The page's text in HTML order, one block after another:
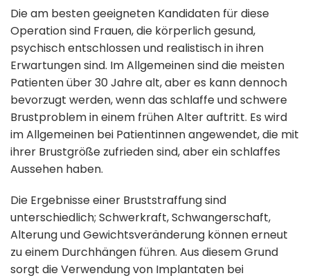
Die am besten geeigneten Kandidaten für diese
Operation sind Frauen, die körperlich gesund,
psychisch entschlossen und realistisch in ihren
Erwartungen sind. Im Allgemeinen sind die meisten
Patienten über 30 Jahre alt, aber es kann dennoch
bevorzugt werden, wenn das schlaffe und schwere
Brustproblem in einem frühen Alter auftritt. Es wird
im Allgemeinen bei Patientinnen angewendet, die mit
ihrer Brustgröße zufrieden sind, aber ein schlaffes
Aussehen haben.
Die Ergebnisse einer Bruststraffung sind
unterschiedlich; Schwerkraft, Schwangerschaft,
Alterung und Gewichtsveränderung können erneut
zu einem Durchhängen führen. Aus diesem Grund
sorgt die Verwendung von Implantaten bei